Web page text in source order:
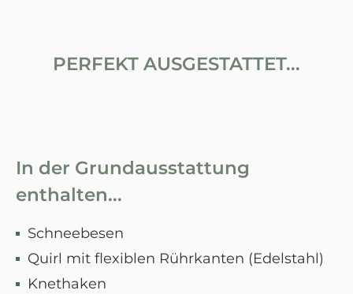
PERFEKT AUSGESTATTET...
In der Grundausstattung
enthalten...
Schneebesen
Quirl mit flexiblen Rührkanten (Edelstahl)
Knethaken